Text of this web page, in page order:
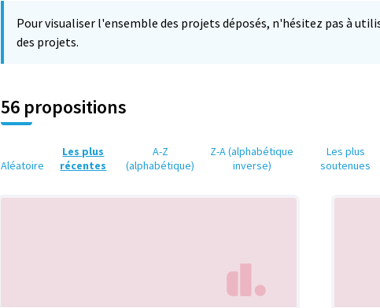
Pour visualiser l'ensemble des projets déposés, n'hésitez pas à
des projets.
56 propositions
Aléatoire
Les plus
récentes
A-Z
(alphabétique)
Z-A (alphabétique
inverse)
Les plus
soutenues